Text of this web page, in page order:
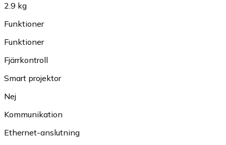
2.9 kg
Funktioner
Funktioner
Fjärrkontroll
Smart projektor
Nej
Kommunikation
Ethernet-anslutning